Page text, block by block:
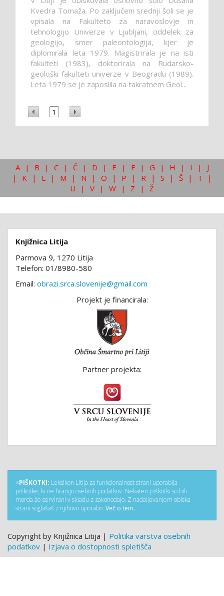
Kvedra Tomaža. Po zaključeni srednji šoli se je
vpisala na Fakulteto za naravoslovje in
tehnologijo Univerze v Ljubljani, oddelek za
geologijo, smer paleontologija, kjer je
diplomirala leta 1979. Magistrirala je na isti
fakulteti (1983), doktorirala na Rudarsko-
geološki fakulteti univerze v Beogradu (1989).
Leta 1979 se je zaposlila na takratnem Geol...
1
A | B | C | Č | D | E | F | G | H | I |
J
|
K | L | M | N | O | P | R | S | Š | T
|
U
| V | W | Z | Ž
Knjižnica Litija
Parmova 9, 1270 Litija
Telefon: 01/8980-580
Email: obrazi.srca.slovenije@gmail.com
Projekt je financirala:
Partner projekta:
×PIŠKOTKI: Leksikon Litija za funkcionalnost strani uporablja
piškotke, ki ne hranijo osebnih podatkov. Nekateri piškotki so bili
morda že servirani v skladu z zakonodajo. Z nadaljevanjem obiska
strani soglašaš z njihovo uporabo. Več o tem.
Copyright by Knjižnica Litija | Politika varstva osebnih
podatkov | Izjava o dostopnosti spletišča